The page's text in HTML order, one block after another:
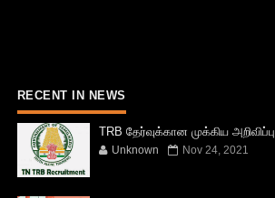
RECENT IN NEWS
TRB தேர்வுக்கான முக்கிய அறிவிப்பு
Unknown Nov 24, 2021